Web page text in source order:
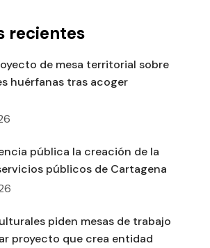
recientes
de mesa territorial sobre
huérfanas tras acoger
pública la creación de la
públicos de Cartagena
piden mesas de trabajo
proyecto que crea entidad